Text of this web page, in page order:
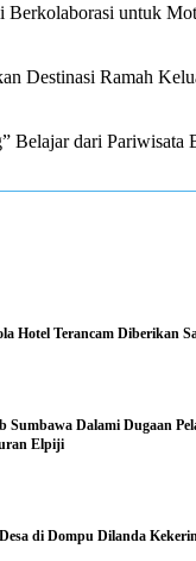
Berkolaborasi untuk
Destinasi Ramah
Belajar dari Pariwisata
Hotel Terancam Diberikan
Sumbawa Dalami Dugaan
Elpiji
di Dompu Dilanda